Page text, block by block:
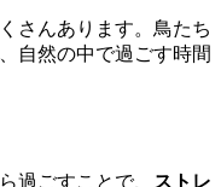
さんあります。鳥たち
自然の中で過ごす時間
過ごすことで、
ストレ